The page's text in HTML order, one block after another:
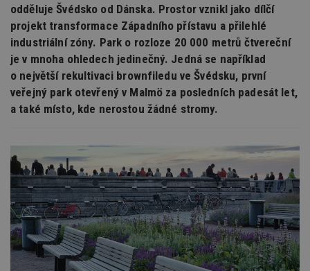
odděluje Švédsko od Dánska. Prostor vznikl jako dílčí
projekt transformace Západního přístavu a přilehlé
industriální zóny. Park o rozloze 20 000 metrů čtvereční
je v mnoha ohledech jedinečný. Jedná se například
o největší rekultivaci brownfiledu ve Švédsku, první
veřejný park otevřený v Malmö za posledních padesát let,
a také místo, kde nerostou žádné stromy.